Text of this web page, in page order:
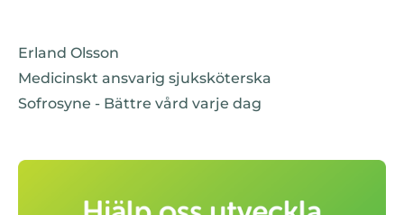
Erland Olsson
Medicinskt ansvarig sjuksköterska
Sofrosyne - Bättre vård varje dag